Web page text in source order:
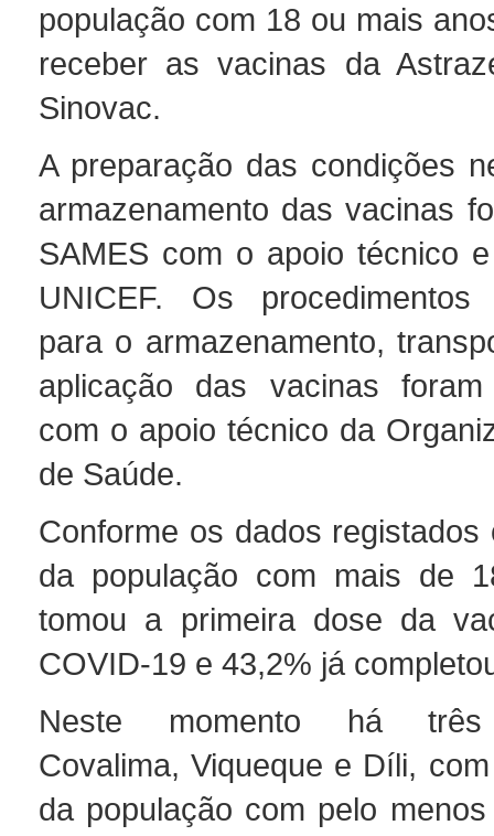
população com 18 ou mais
receber as vacinas da
Sinovac.
A preparação das condições
armazenamento das vacinas
SAMES com o apoio técnico
UNICEF. Os procedimentos
para o armazenamento,
aplicação das vacinas foram
com o apoio técnico da
de Saúde.
Conforme os dados registados
da população com mais de
tomou a primeira dose da
COVID-19 e 43,2% já
Neste momento há três
Covalima, Viqueque e Díli,
da população com pelo